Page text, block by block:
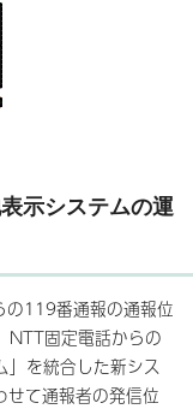
示システムの運
の119番通報の通報位
NTT固定電話からの
」を統合した新シス
て通報者の発信位